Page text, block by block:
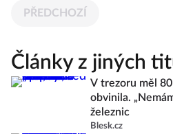
PŘEDCHOZÍ
Články z jiných
V trezoru měl
obvinila.
železnic
Blesk.cz